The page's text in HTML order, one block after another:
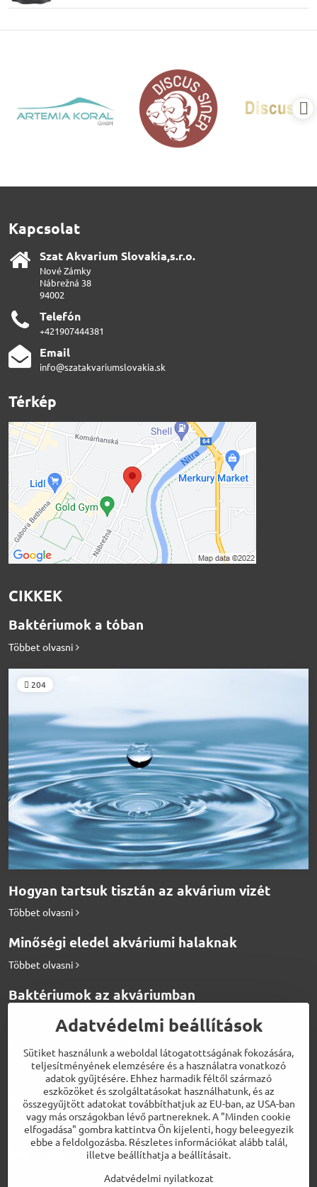
Kapcsolat
Szat Akvarium Slovakia,s​.r​.o​.
Nové Zámky
Nábrežná 38
94002
Telefón
+421907444381
Email
info@szatakvariumslovakia.sk
Térkép
CIKKEK
Baktériumok a tóban
Többet olvasni
204
Hogyan tartsuk tisztán az akvárium vizét
Többet olvasni
Minőségi eledel akváriumi halaknak
Többet olvasni
Baktériumok az akváriumban
Többet olvasni
Hogyan etessük a diszkosz halakat
Többet olvasni
Biotermékek a tökéletes vízért
Többet olvasni
Weboldalaink
Adatvédelmi beállítások
Sütiket használunk a weboldal látogatottságának fokozására,
teljesítményének elemzésére és a használatra vonatkozó
adatok gyűjtésére. Ehhez harmadik féltől származó
eszközöket és szolgáltatásokat használhatunk, és az
összegyűjtött adatokat továbbíthatjuk az EU-ban, az USA-ban
vagy más országokban lévő partnereknek. A "Minden cookie
elfogadása" gombra kattintva Ön kijelenti, hogy beleegyezik
ebbe a feldolgozásba. Részletes információkat alább talál,
illetve beállíthatja a beállításait.
Adatvédelmi nyilatkozat